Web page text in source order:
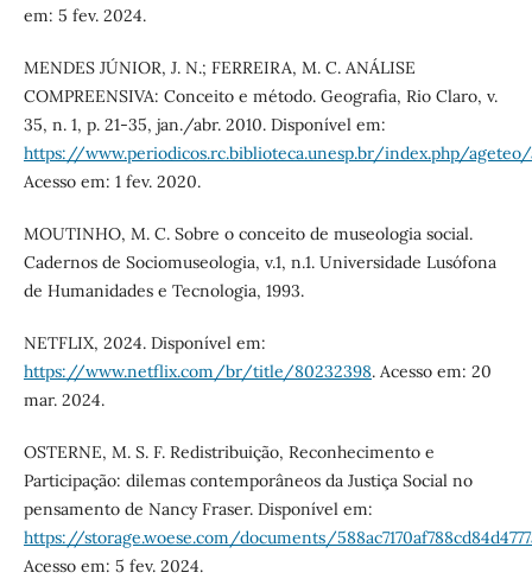
em: 5 fev. 2024.
MENDES JÚNIOR, J. N.; FERREIRA, M. C. ANÁLISE
COMPREENSIVA: Conceito e método. Geografia, Rio Claro, v.
35, n. 1, p. 21-35, jan./abr. 2010. Disponível em:
https://www.periodicos.rc.biblioteca.unesp.br/index.php/
Acesso em: 1 fev. 2020.
MOUTINHO, M. C. Sobre o conceito de museologia social.
Cadernos de Sociomuseologia, v.1, n.1. Universidade Lusófona
de Humanidades e Tecnologia, 1993.
NETFLIX, 2024. Disponível em:
https://www.netflix.com/br/title/80232398. Acesso em: 20
mar. 2024.
OSTERNE, M. S. F. Redistribuição, Reconhecimento e
Participação: dilemas contemporâneos da Justiça Social no
pensamento de Nancy Fraser. Disponível em:
https://storage.woese.com/documents/
Acesso em: 5 fev. 2024.